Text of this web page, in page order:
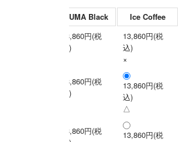
PUMA Black Ice Coffee
13,860円(税
込)
13,860円(税
込)
×
13,860円(税
込)
13,860円(税
込)
△
13,860円(税
13,860円(税